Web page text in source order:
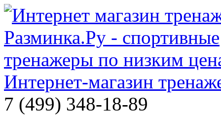
Интернет-магазин
7 (499) 348-18-89